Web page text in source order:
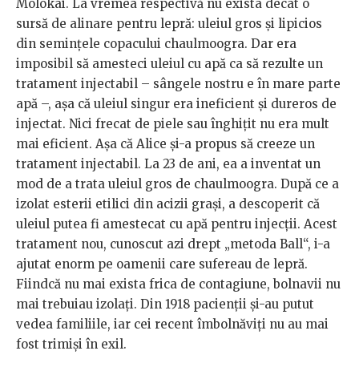
Molokai. La vremea respectivă nu exista decât o
sursă de alinare pentru lepră: uleiul gros și lipicios
din semințele copacului chaulmoogra. Dar era
imposibil să amesteci uleiul cu apă ca să rezulte un
tratament injectabil – sângele nostru e în mare parte
apă –, așa că uleiul singur era ineficient și dureros de
injectat. Nici frecat de piele sau înghițit nu era mult
mai eficient. Așa că Alice și-a propus să creeze un
tratament injectabil. La 23 de ani, ea a inventat un
mod de a trata uleiul gros de chaulmoogra. După ce a
izolat esterii etilici din acizii grași, a descoperit că
uleiul putea fi amestecat cu apă pentru injecții. Acest
tratament nou, cunoscut azi drept „metoda Ball“, i-a
ajutat enorm pe oamenii care sufereau de lepră.
Fiindcă nu mai exista frica de contagiune, bolnavii nu
mai trebuiau izolați. Din 1918 pacienții și-au putut
vedea familiile, iar cei recent îmbolnăviți nu au mai
fost trimiși în exil.